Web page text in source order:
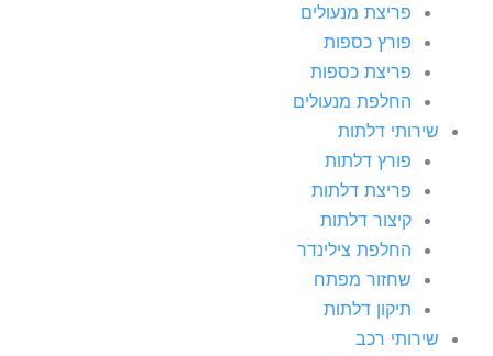
פריצת מנעולים
פורץ כספות
פריצת כספות
החלפת מנעולים
שירותי דלתות
פורץ דלתות
פריצת דלתות
קיצור דלתות
החלפת צילינדר
שחזור מפתח
תיקון דלתות
שירותי רכב